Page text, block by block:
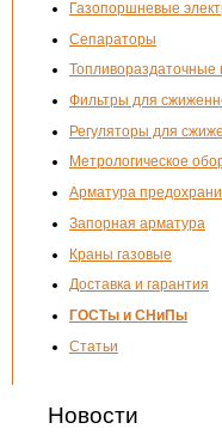
Газопоршневые
Сепараторы
Топливораздаточные
Фильтры для
Регуляторы для
Метрологическое
Арматура
Запорная арматура
Краны газовые
Доставка и гарантия
ГОСТы и СНиПы
Статьи
Новости